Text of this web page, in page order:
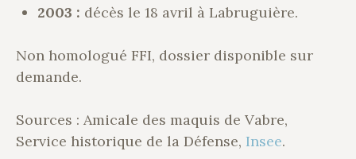
2003 : décès le 18 avril à Labruguière.
Non homologué FFI, dossier disponible sur
demande.
Sources : Amicale des maquis de Vabre,
Service historique de la Défense, Insee.